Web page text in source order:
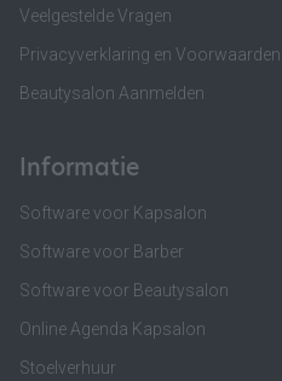
Veelgestelde Vragen
Privacyverklaring en Voorwaarden
Beautysalon Aanmelden
Informatie
Software voor Kapsalon
Software voor Barber
Software voor Beautysalon
Online Agenda Kapsalon
Stoelverhuur